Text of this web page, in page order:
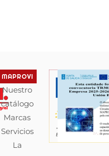
MAPROVI
Nuestro
catálogo
Marcas
Servicios
La